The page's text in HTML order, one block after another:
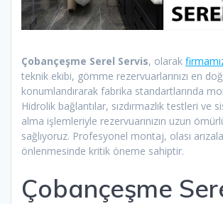
Çobançeşme Serel Servis, olarak
teknik ekibi, gömme rezervuarlarınızı en
konumlandırarak fabrika standartlarında
Hidrolik bağlantılar, sızdırmazlık testleri ve
alma işlemleriyle rezervuarınızın uzun
sağlıyoruz. Profesyonel montaj, olası
önlenmesinde kritik öneme sahiptir.
Çobançeşme